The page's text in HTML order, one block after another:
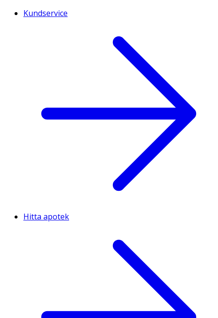
Kundservice
Hitta apotek